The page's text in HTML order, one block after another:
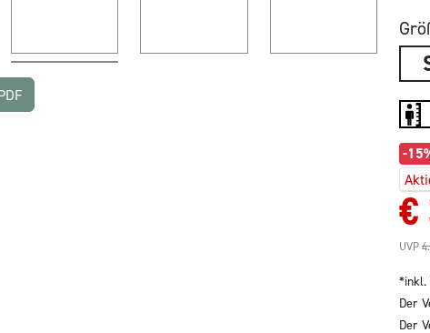
-
€
UVP
*inkl.
Der
Der